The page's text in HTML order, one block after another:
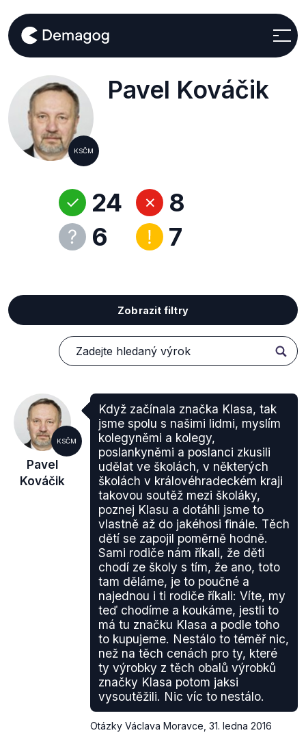
KSČM
Pavel Kováčik
24
6
8
7
Zobrazit filtry
KSČM
Pavel
Kováčik
Když začínala značka Klasa, tak
jsme spolu s našimi lidmi, myslím
kolegyněmi a kolegy,
poslankyněmi a poslanci zkusili
udělat ve školách, v některých
školách v královéhradeckém kraji
takovou soutěž mezi školáky,
poznej Klasu a dotáhli jsme to
vlastně až do jakéhosi finále. Těch
dětí se zapojil poměrně hodně.
Sami rodiče nám říkali, že děti
chodí ze školy s tím, že ano, toto
tam děláme, je to poučné a
najednou i ti rodiče říkali: Víte, my
teď chodíme a koukáme, jestli to
má tu značku Klasa a podle toho
to kupujeme. Nestálo to téměř nic,
než na těch cenách pro ty, které
ty výrobky z těch obalů výrobků
značky Klasa potom jaksi
vysoutěžili. Nic víc to nestálo.
Otázky Václava Moravce 31. ledna 2016